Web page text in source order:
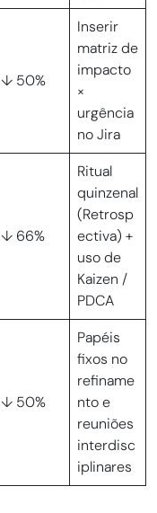
↓ 50%
Inserir
matriz de
impacto
×
urgência
no Jira
↓ 66%
Ritual
quinzenal
(Retrosp
ectiva) +
uso de
Kaizen /
PDCA
↓ 50%
Papéis
fixos no
refiname
nto e
reuniões
interdisc
iplinares